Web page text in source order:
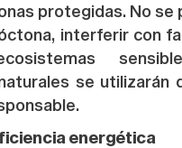
protegidas. No se
interferir con
se utilizarán
energética